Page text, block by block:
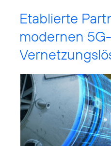
Etablierte
modernen 5G-